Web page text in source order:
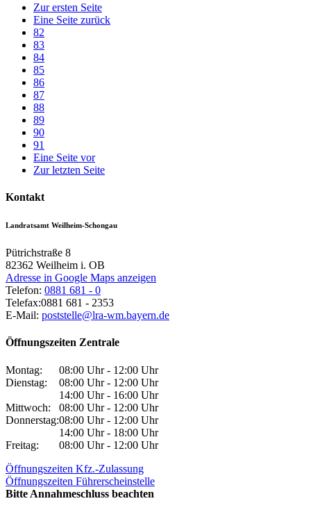
Zur ersten Seite
Eine Seite zurück
82
83
84
85
86
87
88
89
90
91
Eine Seite vor
Zur letzten Seite
Kontakt
Landratsamt Weilheim-Schongau
Pütrichstraße 8
82362 Weilheim i. OB
Adresse in Google Maps anzeigen
Telefon: 0881 681 - 0
Telefax:0881 681 - 2353
E-Mail: poststelle@lra-wm.bayern.de
Öffnungszeiten Zentrale
Montag:
08:00 Uhr - 12:00 Uhr
Dienstag:
08:00 Uhr - 12:00 Uhr
14:00 Uhr - 16:00 Uhr
Mittwoch:
08:00 Uhr - 12:00 Uhr
Donnerstag:08:00 Uhr - 12:00 Uhr
14:00 Uhr - 18:00 Uhr
Freitag:
08:00 Uhr - 12:00 Uhr
Öffnungszeiten Kfz.-Zulassung
Öffnungszeiten Führerscheinstelle
Bitte Annahmeschluss beachten